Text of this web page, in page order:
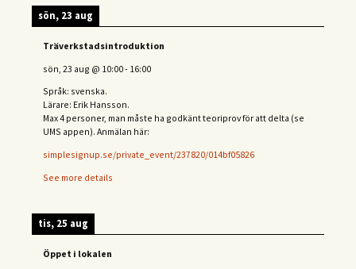
sön, 23 aug
Träverkstadsintroduktion
sön, 23 aug @ 10:00- 16:00
Språk: svenska.
Lärare: Erik Hansson.
Max 4 personer, man måste ha godkänt teoriprov för att delta (se
UMS appen). Anmälan här:
simplesignup.se/private_event/237820/014bf05826
See more details
tis, 25 aug
Öppet i lokalen